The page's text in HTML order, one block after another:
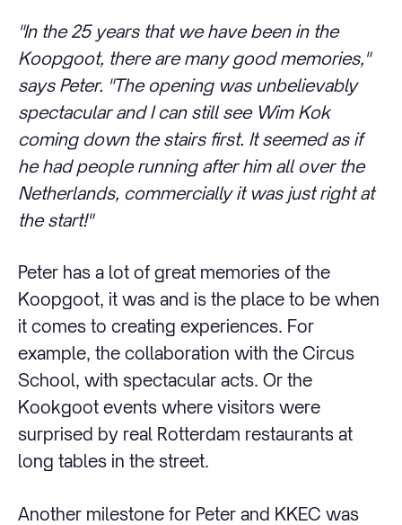
"In the 25 years that we have been in the
Koopgoot, there are many good memories,"
says Peter. "The opening was unbelievably
spectacular and I can still see Wim Kok
coming down the stairs first. It seemed as if
he had people running after him all over the
Netherlands, commercially it was just right at
the start!"
Peter has a lot of great memories of the
Koopgoot, it was and is the place to be when
it comes to creating experiences. For
example, the collaboration with the Circus
School, with spectacular acts. Or the
Kookgoot events where visitors were
surprised by real Rotterdam restaurants at
long tables in the street.
Another milestone for Peter and KKEC was